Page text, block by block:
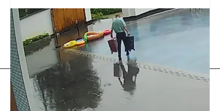
tuit viral
Flooxer Now » Viral